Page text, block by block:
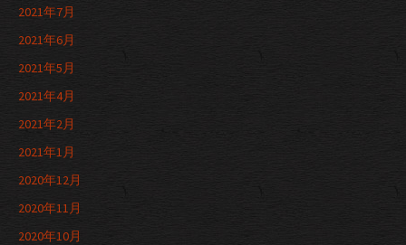
2021年7月
2021年6月
2021年5月
2021年4月
2021年2月
2021年1月
2020年12月
2020年11月
2020年10月